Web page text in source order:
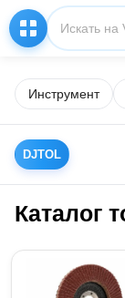
Инструмент
DJTOL
Каталог